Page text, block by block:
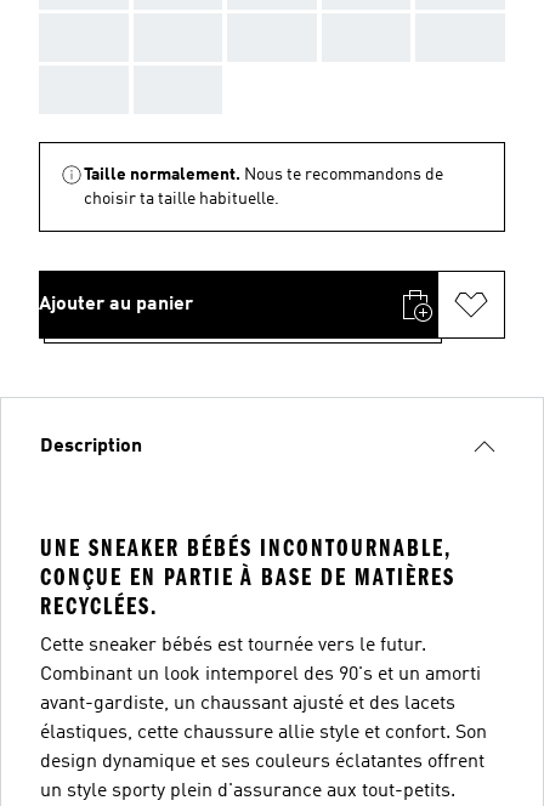
Taille normalement. Nous te recommandons de
choisir ta taille habituelle.
Ajouter au panier
Description
UNE SNEAKER BÉBÉS INCONTOURNABLE,
CONÇUE EN PARTIE À BASE DE MATIÈRES
RECYCLÉES.
Cette sneaker bébés est tournée vers le futur.
Combinant un look intemporel des 90's et un amorti
avant-gardiste, un chaussant ajusté et des lacets
élastiques, cette chaussure allie style et confort. Son
design dynamique et ses couleurs éclatantes offrent
un style sporty plein d'assurance aux tout-petits.